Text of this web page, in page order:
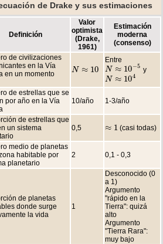
de Drake y sus estimaciones
Definición
Valor
optimista
(Drake,
1961)
Estimación
moderna
(consenso)
de civilizaciones
en la Vía
en un momento
N ≈ 10
N≈ 10
Entre
N ≈ 10−5
N≈ 10 −5 y
N ≈ 104
N≈ 10 4
de estrellas que se
por año en la Vía
10/año 1-3/año
de estrellas que
un sistema
0,5 ≈ 1
≈1 (casi todas)
medio de planetas
habitable por
planetario
2 0,1 - 0,3
de planetas
donde surge
la vida
1
Desconocido (0
a 1)
Argumento
"rápido en la
Tierra": quizá
alto
Argumento
"Tierra Rara":
muy bajo